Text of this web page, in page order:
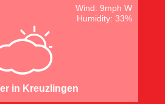
Wind: 9mph W
Humidity: 33%
in Kreuzlingen